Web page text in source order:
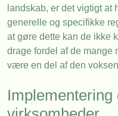
landskab, er det vigtigt at
generelle og specifikke
at gøre dette kan de ikke
drage fordel af de mange
være en del af den